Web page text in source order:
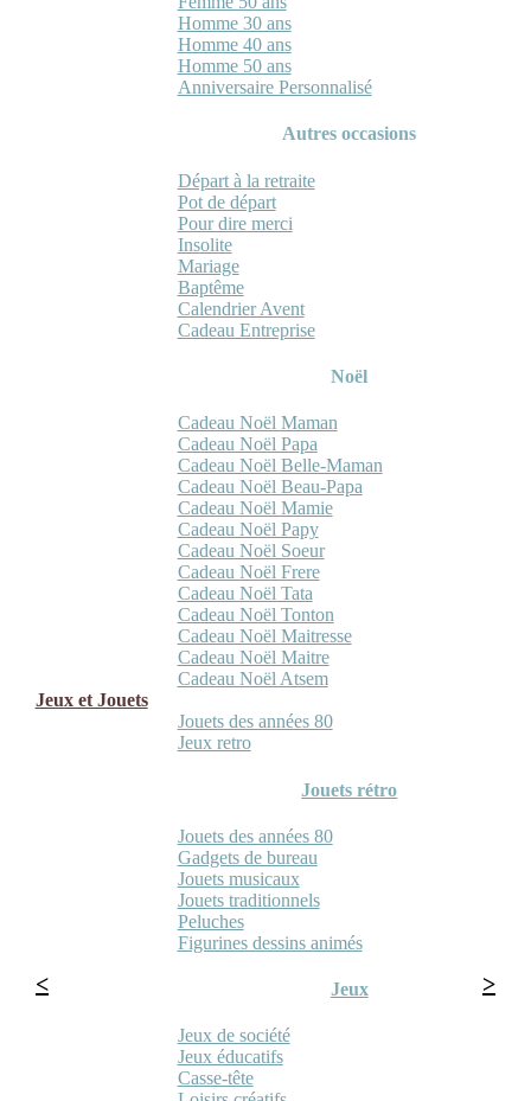
Homme 30 ans
Homme 40 ans
Homme 50 ans
Anniversaire Personnalisé
Autres occasions
Départ à la retraite
Pot de départ
Pour dire merci
Insolite
Mariage
Baptême
Calendrier Avent
Cadeau Entreprise
Noël
Cadeau Noël Maman
Cadeau Noël Papa
Cadeau Noël Belle-Maman
Cadeau Noël Beau-Papa
Cadeau Noël Mamie
Cadeau Noël Papy
Cadeau Noël Soeur
Cadeau Noël Frere
Cadeau Noël Tata
Cadeau Noël Tonton
Cadeau Noël Maitresse
Cadeau Noël Maitre
Cadeau Noël Atsem
Jeux et Jouets
Jouets des années 80
Jeux retro
Jouets rétro
Jouets des années 80
Gadgets de bureau
Jouets musicaux
Jouets traditionnels
Peluches
Figurines dessins animés
Jeux
Jeux de société
Jeux éducatifs
Casse-tête